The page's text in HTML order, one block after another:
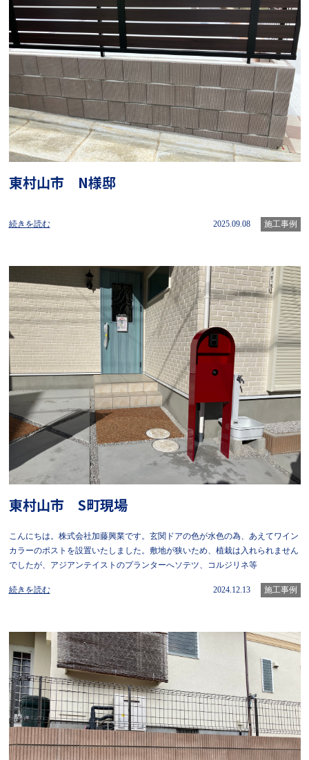
東村山市 N様邸
続きを読む 2025.09.08 施工事例
東村山市 S町現場
こんにちは。株式会社加藤興業です。玄関ドアの色が水色の為、あえてワイン
カラーのポストを設置いたしました。敷地が狭いため、植栽は入れられません
でしたが、アジアンテイストのプランターへソテツ、コルジリネ等
続きを読む 2024.12.13 施工事例